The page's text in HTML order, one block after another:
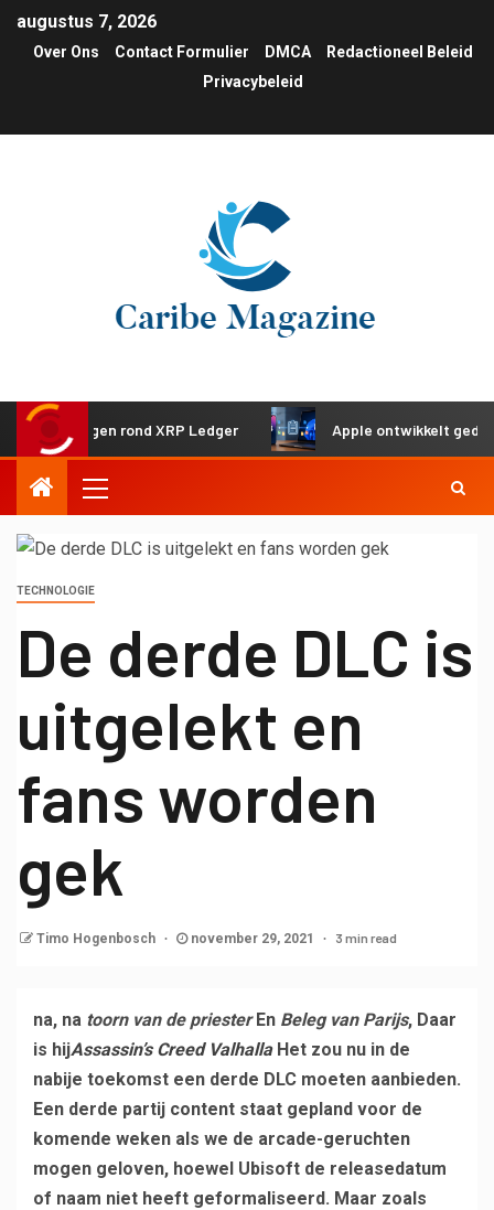
augustus 7, 2026
Over Ons Contact Formulier DMCA
Redactioneel Beleid
Privacybeleid
rond XRP Ledger Apple ontwikkelt gedeeld
TECHNOLOGIE
De derde DLC is
uitgelekt en
fans worden
gek
Timo Hogenbosch november 29, 2021 3 min read
na, na toorn van de priesterEn Beleg van Parijs, Daar
is hijAssassin’s Creed ValhallaHet zou nu in de
nabije toekomst een derde DLC moeten aanbieden.
Een derde partij content staat gepland voor de
komende weken als we de arcade-geruchten
mogen geloven, hoewel Ubisoft de releasedatum
of naam niet heeft geformaliseerd. Maar zoals